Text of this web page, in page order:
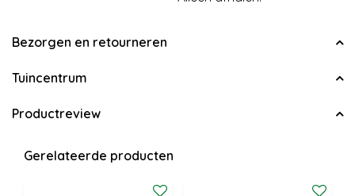
Bezorgen en retourneren
Tuincentrum
Productreview
Gerelateerde producten